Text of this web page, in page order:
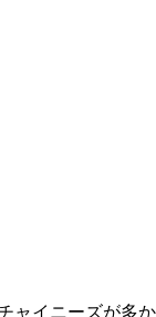
ャイニーズが多